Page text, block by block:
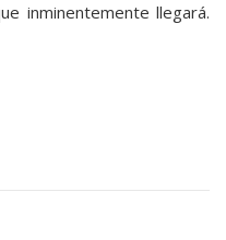
inminentemente llegará.